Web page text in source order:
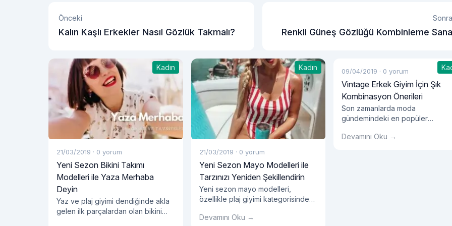
Önceki
Kalın Kaşlı Erkekler Nasıl Gözlük Takmalı? Renkli Güneş Gözlüğü Kombinleme
Kadın
21/03/2019 · 0 yorum
Yeni Sezon Bikini Takımı
Modelleri ile Yaza Merhaba
Deyin
Yaz ve plaj giyimi dendiğinde akla
gelen ilk parçalardan olan bikini
Kadın
21/03/2019 · 0 yorum
Yeni Sezon Mayo Modelleri ile
Tarzınızı Yeniden Şekillendirin
Yeni sezon mayo modelleri,
özellikle plaj giyimi kategorisinde
ürünler arasında yer alıyor. Bu
Devamını Oku →
09/04/2019 · 0 yorum
Vintage Erkek Giyim İçin Şık
Kombinasyon Önerileri
Son zamanlarda moda
gündemindeki en popüler
hem kadın giyiminde hem de
Devamını Oku →